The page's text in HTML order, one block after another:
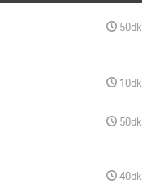
50dk
10dk
50dk
40dk